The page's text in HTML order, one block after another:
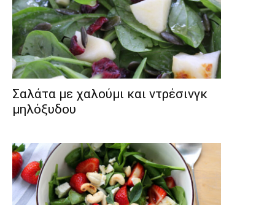
Σαλάτα με χαλούμι και ντρέσινγκ
μηλόξυδου